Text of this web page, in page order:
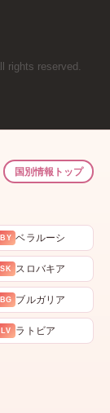
rights reserved.
国別情報トップ
BY ベラルーシ
SK スロバキア
BG ブルガリア
LV ラトビア